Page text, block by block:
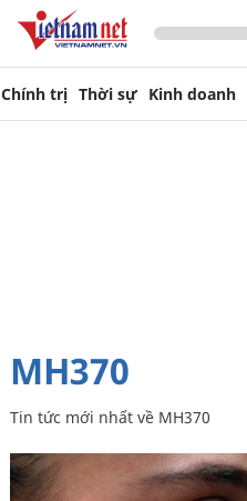
Chính trị Thời sự Kinh doanh
MH370
Tin tức mới nhất về MH370